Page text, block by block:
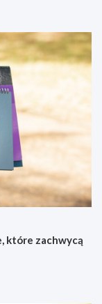
które zachwycą